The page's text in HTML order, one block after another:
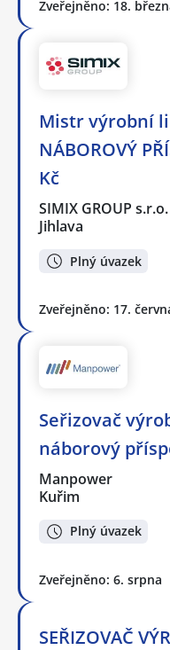
Zveřejněno: 18.
Mistr výrobní
NÁBOROVÝ
Kč
SIMIX GROUP s.r.o.
Jihlava
Plný úvazek
Zveřejněno: 17.
Seřizovač
náborový
Manpower
Kuřim
Plný úvazek
Zveřejněno: 6. srpna
SEŘIZOVAČ